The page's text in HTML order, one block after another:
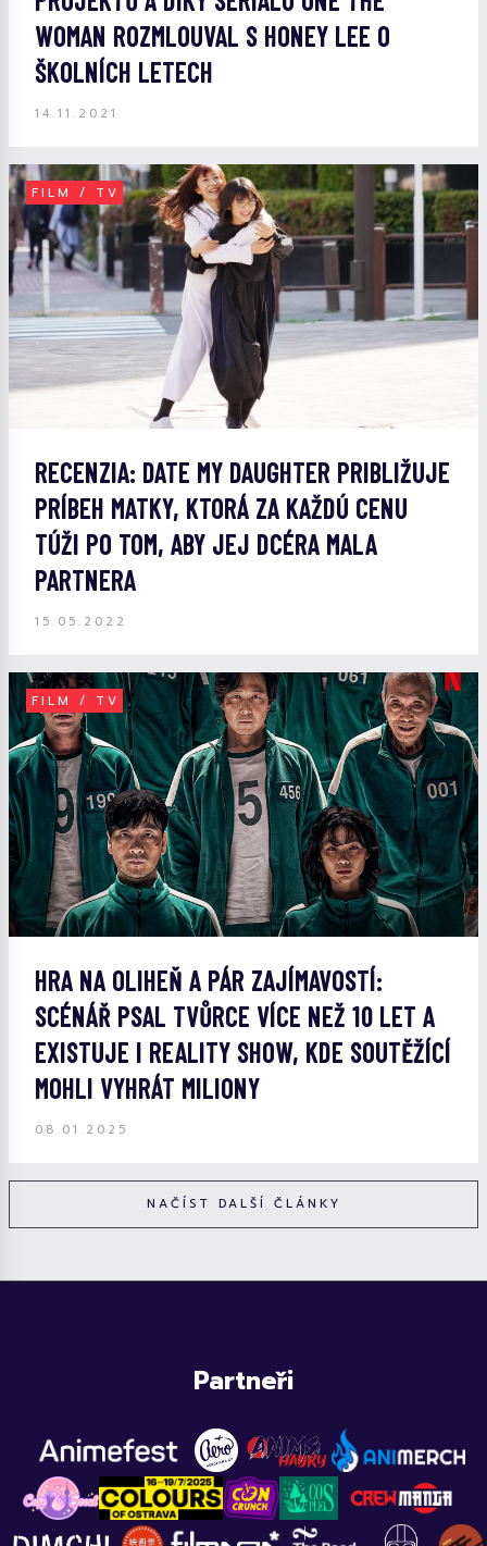
WOMAN ROZMLOUVAL S HONEY LEE O
ŠKOLNÍCH LETECH
14.11.2021
FILM / TV
RECENZIA: DATE MY DAUGHTER PRIBLIŽUJE
PRÍBEH MATKY, KTORÁ ZA KAŽDÚ CENU
TÚŽI PO TOM, ABY JEJ DCÉRA MALA
PARTNERA
15.05.2022
FILM / TV
HRA NA OLIHEŇ A PÁR ZAJÍMAVOSTÍ:
SCÉNÁŘ PSAL TVŮRCE VÍCE NEŽ 10 LET A
EXISTUJE I REALITY SHOW, KDE SOUTĚŽÍCÍ
MOHLI VYHRÁT MILIONY
08.01.2025
NAČÍST DALŠÍ ČLÁNKY
Partneři